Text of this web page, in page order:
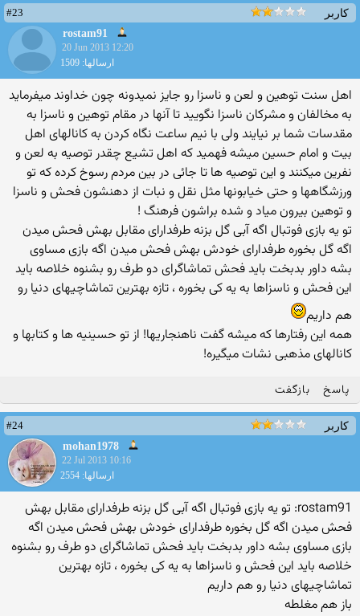
کاربر
#23
rostam91
20 Jun 2013 12:20
ارسالها: 1509
اهل سنت توهین و لعن و ناسزا رو جایز نمیدونه چون خداوند میفرماید
به مخالفان و مشرکان ناسزا نگویید تا آنها در مقام توهین و ناسزا به
مقدسات شما بر نیایند ولی با نیم ساعت نگاه کردن به کانالهای اهل
بیت و امام حسین میشه فهمید که اهل تشیع چقدر توصیه به لعن و
نفرین میکنند و این توصیه ها تا جائی در بین مردم رسوخ کرده که تو
ورزشگاهها و حتی خیابونها مثل نقل و نبات از دهنشون فحش و ناسزا
و توهین بیرون میاد و شده براشون فرهنگ !
تو یه بازی فوتبال اگه آبی گل بزنه طرفدارای مقابل بهش فحش میدن
اگه گل بخوره طرفدارای خودش بهش فحش میدن اگه بازی مساوی
بشه داور بدبخت باید فحش تماشاگرای دو طرف رو بشنوه خلاصه باید
این فحش و ناسزاها به یه کی بخوره ، تازه بهترین تماشاچیهای دنیا رو
هم داریم
همه این رفتارها که میشه گفت ناهنجاریها! از تو حسینیه ها و کتابها و
کانالهای مذهبی نشات میگیره!
پاسخ بازگفت
کاربر
#24
mohan1978
22 Jul 2013 10:16
ارسالها: 2554
rostam91: تو یه بازی فوتبال اگه آبی گل بزنه طرفدارای مقابل بهش
فحش میدن اگه گل بخوره طرفدارای خودش بهش فحش میدن اگه
بازی مساوی بشه داور بدبخت باید فحش تماشاگرای دو طرف رو بشنوه
خلاصه باید این فحش و ناسزاها به یه کی بخوره ، تازه بهترین
تماشاچیهای دنیا رو هم داریم
باز هم مغلطه